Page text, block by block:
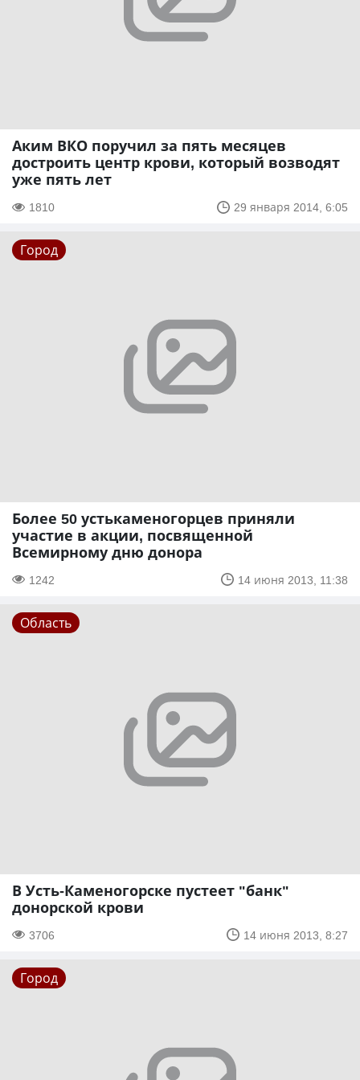
Аким ВКО поручил за пять месяцев
достроить центр крови, который возводят
уже пять лет
1810 29 января 2014, 6:05
Город
Более 50 устькаменогорцев приняли
участие в акции, посвященной
Всемирному дню донора
1242 14 июня 2013, 11:38
Область
В Усть-Каменогорске пустеет "банк"
донорской крови
3706 14 июня 2013, 8:27
Город